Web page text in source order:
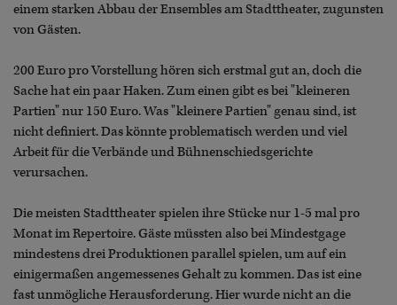
einem starken Abbau der Ensembles am Stadttheater, zugunsten
von Gästen.
200 Euro pro Vorstellung hören sich erstmal gut an, doch die
Sache hat ein paar Haken. Zum einen gibt es bei "kleineren
Partien" nur 150 Euro. Was "kleinere Partien" genau sind, ist
nicht definiert. Das könnte problematisch werden und viel
Arbeit für die Verbände und Bühnenschiedsgerichte
verursachen.
Die meisten Stadttheater spielen ihre Stücke nur 1-5 mal pro
Monat im Repertoire. Gäste müssten also bei Mindestgage
mindestens drei Produktionen parallel spielen, um auf ein
einigermaßen angemessenes Gehalt zu kommen. Das ist eine
fast unmögliche Herausforderung. Hier wurde nicht an die